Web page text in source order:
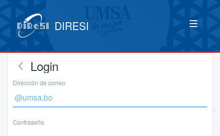
DIRESI
Login
Dirección de correo
Contraseña